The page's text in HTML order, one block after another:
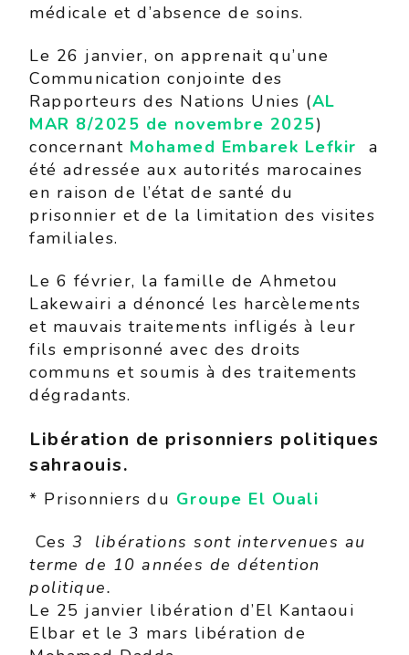
médicale et d’absence de soins.
Le 26 janvier, on apprenait qu’une
Communication conjointe des
Rapporteurs des Nations Unies (AL
MAR 8/2025 de novembre 2025)
concernant Mohamed Embarek Lefkir a
été adressée aux autorités marocaines
en raison de l’état de santé du
prisonnier et de la limitation des visites
familiales.
Le 6 février, la famille de Ahmetou
Lakewairi a dénoncé les harcèlements
et mauvais traitements infligés à leur
fils emprisonné avec des droits
communs et soumis à des traitements
dégradants.
Libération de prisonniers politiques
sahraouis.
* Prisonniers du Groupe El Ouali
Ces 3 libérations sont intervenues au
terme de 10 années de détention
politique.
Le 25 janvier libération d’El Kantaoui
Elbar et le 3 mars libération de